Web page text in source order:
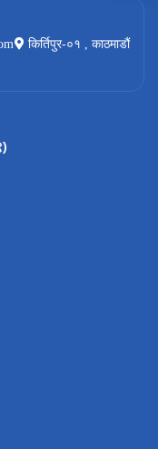
किर्तिपुर-०१ , काठमाडौं